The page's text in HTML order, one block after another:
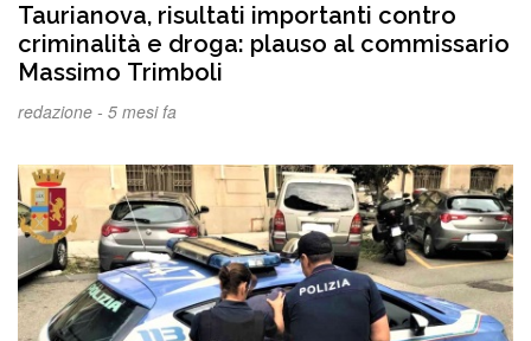
Taurianova, risultati importanti contro
criminalità e droga: plauso al commissario
Massimo Trimboli
redazione - 5 mesi fa